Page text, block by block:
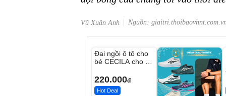
Vũ Xuân Anh Nguồn:
Đai ngồi ô tô cho
bé CECILA cho bé
220.000đ
Hot Deal